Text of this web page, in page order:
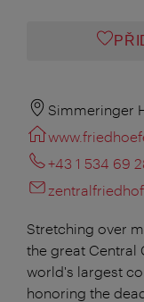
Simmeringer
+43 1 534 69
Stretching over
the great Central
world's largest
honoring the